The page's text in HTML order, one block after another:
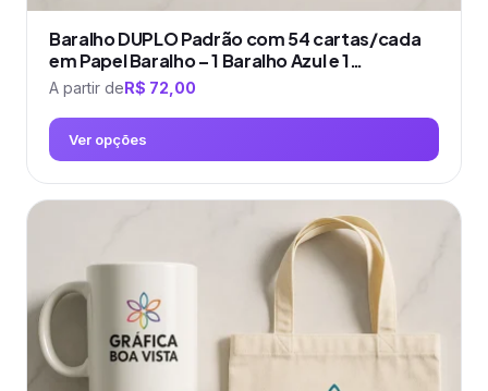
Baralho DUPLO Padrão com 54 cartas/cada
em Papel Baralho – 1 Baralho Azul e 1…
A partir deR$ 72,00
Ver opções
Este
produto
várias
variantes.
As
opções